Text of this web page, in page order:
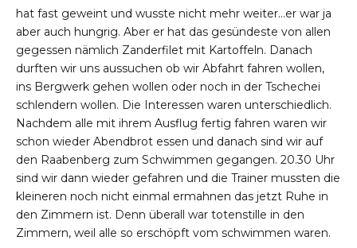
hat fast geweint und wusste nicht mehr weiter…er war ja
aber auch hungrig. Aber er hat das gesündeste von allen
gegessen nämlich Zanderfilet mit Kartoffeln. Danach
durften wir uns aussuchen ob wir Abfahrt fahren wollen,
ins Bergwerk gehen wollen oder noch in der Tschechei
schlendern wollen. Die Interessen waren unterschiedlich.
Nachdem alle mit ihrem Ausflug fertig fahren waren wir
schon wieder Abendbrot essen und danach sind wir auf
den Raabenberg zum Schwimmen gegangen. 20.30 Uhr
sind wir dann wieder gefahren und die Trainer mussten die
kleineren noch nicht einmal ermahnen das jetzt Ruhe in
den Zimmern ist. Denn überall war totenstille in den
Zimmern, weil alle so erschöpft vom schwimmen waren.